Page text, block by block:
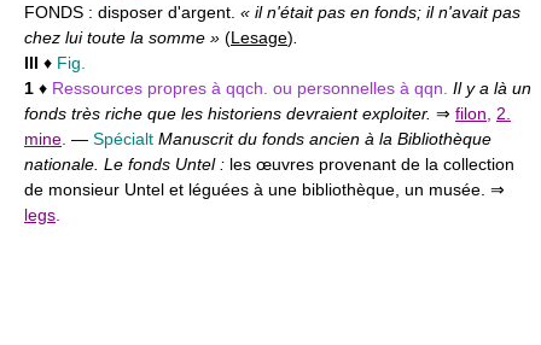
FONDS : disposer d'argent. « il n'était pas en fonds; il n'avait pas
chez lui toute la somme » (Lesage)
III ♦ Fig.
1 ♦ Ressources propres à qqch. ou personnelles à qqn. Il y a là un
fonds très riche que les historiens devraient exploiter. ⇒ filon
2.
mine — Spécialt Manuscrit du fonds ancien à la Bibliothèque
nationale. Le fonds Untel : les œuvres provenant de la collection
de monsieur Untel et léguées à une bibliothèque, un musée. ⇒
legs